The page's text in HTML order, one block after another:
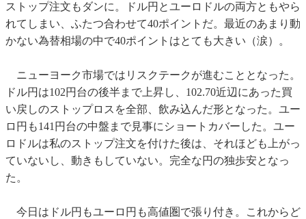
ストップ注文もダンに。ドル円とユーロドルの両方ともやら
れてしまい、ふたつ合わせて40ポイントだ。最近のあまり動
かない為替相場の中で40ポイントはとても大きい（涙）。
ニューヨーク市場ではリスクテークが進むこととなった。
ドル円は102円台の後半まで上昇し、102.70近辺にあった買
い戻しのストップロスを全部、飲み込んだ形となった。ユー
ロ円も141円台の中盤まで見事にショートカバーした。ユー
ロドルは私のストップ注文を付けた後は、それほども上がっ
ていないし、動きもしていない。完全な円の独歩安となっ
た。
今日はドル円もユーロ円も高値圏で張り付き。これからど